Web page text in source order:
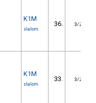
K1M
slalom
36. 3/ZS
K1M
slalom
33. 3/ZS